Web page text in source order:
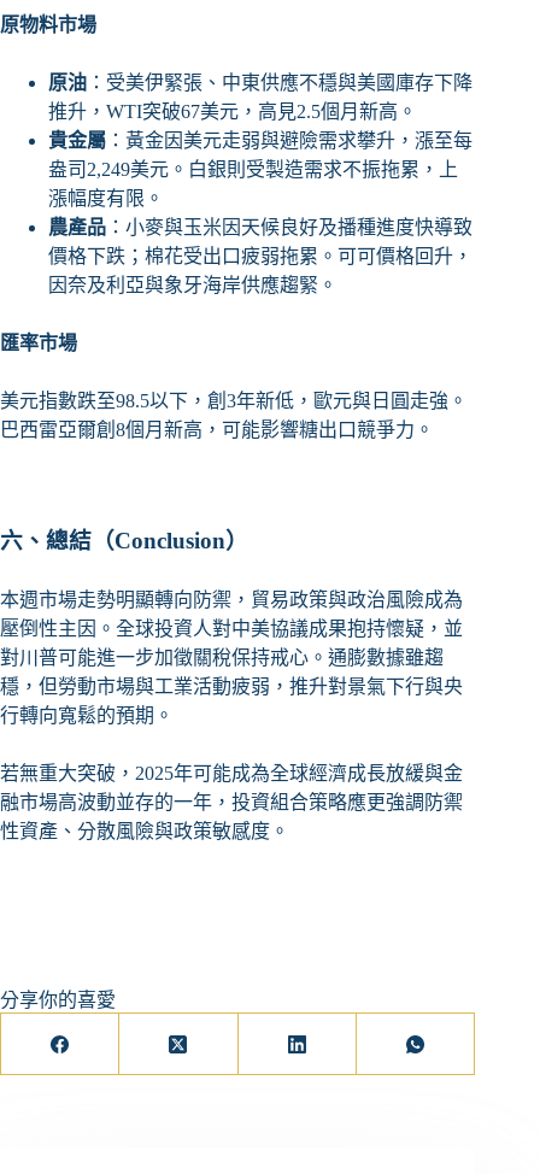
原物料市場
原油 ：受美伊緊張、中東供應不穩與美國庫存下降
推升，WTI突破67美元，高見2.5個月新高。
貴金屬 ：黃金因美元走弱與避險需求攀升，漲至每
盎司2,249美元。白銀則受製造需求不振拖累，上
漲幅度有限。
農產品 ：小麥與玉米因天候良好及播種進度快導致
價格下跌；棉花受出口疲弱拖累。可可價格回升，
因奈及利亞與象牙海岸供應趨緊。
匯率市場
美元指數跌至98.5以下，創3年新低，歐元與日圓走強。
巴西雷亞爾創8個月新高，可能影響糖出口競爭力。
六、總結（Conclusion）
本週市場走勢明顯轉向防禦，貿易政策與政治風險成為
壓倒性主因。全球投資人對中美協議成果抱持懷疑，並
對川普可能進一步加徵關稅保持戒心。通膨數據雖趨
穩，但勞動市場與工業活動疲弱，推升對景氣下行與央
行轉向寬鬆的預期。
若無重大突破，2025年可能成為全球經濟成長放緩與金
融市場高波動並存的一年，投資組合策略應更強調防禦
性資產、分散風險與政策敏感度。
分享你的喜愛